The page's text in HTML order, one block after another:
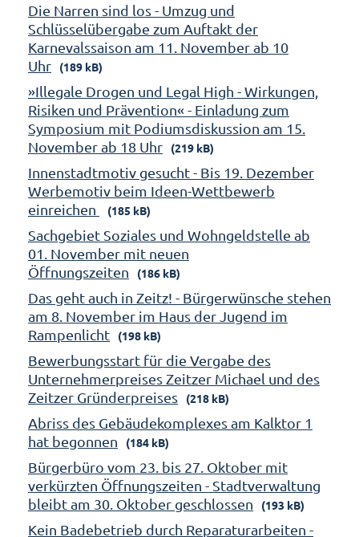
Die Narren sind los - Umzug und
Schlüsselübergabe zum Auftakt der
Karnevalssaison am 11. November ab 10
Uhr
(189 kB)
»Illegale Drogen und Legal High - Wirkungen,
Risiken und Prävention« - Einladung zum
Symposium mit Podiumsdiskussion am 15.
November ab 18 Uhr
(219 kB)
Innenstadtmotiv gesucht - Bis 19. Dezember
Werbemotiv beim Ideen-Wettbewerb
einreichen
(185 kB)
Sachgebiet Soziales und Wohngeldstelle ab
01. November mit neuen
Öffnungszeiten
(186 kB)
Das geht auch in Zeitz! - Bürgerwünsche stehen
am 8. November im Haus der Jugend im
Rampenlicht
(198 kB)
Bewerbungsstart für die Vergabe des
Unternehmerpreises Zeitzer Michael und des
Zeitzer Gründerpreises
(218 kB)
Abriss des Gebäudekomplexes am Kalktor 1
hat begonnen
(184 kB)
Bürgerbüro vom 23. bis 27. Oktober mit
verkürzten Öffnungszeiten - Stadtverwaltung
bleibt am 30. Oktober geschlossen
(193 kB)
Kein Badebetrieb durch Reparaturarbeiten -